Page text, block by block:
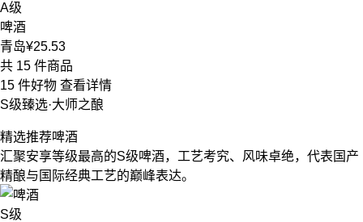
A级
啤酒
青岛¥25.53
共 15 件商品
15 件好物 查看详情
S级臻选·大师之酿
精选推荐啤酒
汇聚安享等级最高的S级啤酒，工艺考究、风味卓绝，代表国产
精酿与国际经典工艺的巅峰表达。
S级